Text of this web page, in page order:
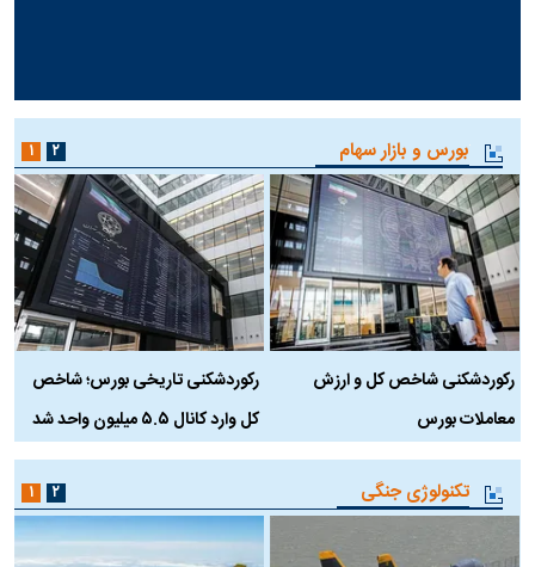
بورس و بازار سهام
رکوردشکنی شاخص کل و ارزش
معاملات بورس
رکوردشکنی تاریخی بورس؛ شاخص
کل وارد کانال ۵.۵ میلیون واحد شد
۱ ۲
تکنولوژی جنگی ۱ ۲